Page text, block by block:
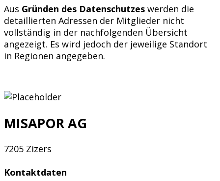
Aus Gründen des Datenschutzes werden die
detaillierten Adressen der Mitglieder nicht
vollständig in der nachfolgenden Übersicht
angezeigt. Es wird jedoch der jeweilige Standort
in Regionen angegeben.
MISAPOR AG
7205 Zizers
Kontaktdaten